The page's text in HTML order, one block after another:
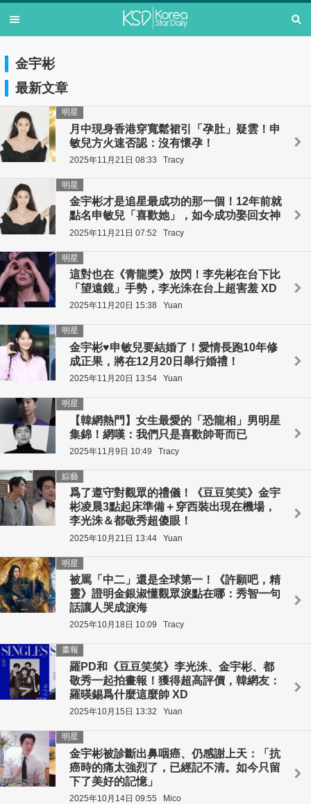
金宇彬
最新文章
月中現身香港穿寬鬆裙引「孕肚」疑雲！申
敏兒方火速否認：沒有懷孕！
明星
2025年11月21日 08:33 Tracy
金宇彬才是追星最成功的那一個！12年前就
點名申敏兒「喜歡她」，如今成功娶回女神
明星
2025年11月21日 07:52 Tracy
這對也在《青龍獎》放閃！李先彬在台下比
「望遠鏡」手勢，李光洙在台上超害羞 XD
明星
2025年11月20日 15:38 Yuan
金宇彬♥申敏兒要結婚了！愛情長跑10年修
成正果，將在12月20日舉行婚禮！
明星
2025年11月20日 13:54 Yuan
【韓網熱門】女生最愛的「恐龍相」男明星
集錦！網嘆：我們只是喜歡帥哥而已
明星
2025年11月9日 10:49 Tracy
爲了遵守對觀眾的禮儀！《豆豆笑笑》金宇
彬凌晨3點起床準備＋穿西裝出現在機場，
李光洙＆都敬秀超傻眼！
綜藝
2025年10月21日 13:44 Yuan
被罵「中二」還是全球第一！《許願吧，精
靈》證明金銀淑懂觀眾淚點在哪：秀智一句
話讓人哭成淚海
明星
2025年10月18日 10:09 Tracy
羅PD和《豆豆笑笑》李光洙、金宇彬、都
敬秀一起拍畫報！獲得超高評價，韓網友：
羅暎錫爲什麼這麼帥 XD
畫報
2025年10月15日 13:32 Yuan
金宇彬被診斷出鼻咽癌、仍感謝上天：「抗
癌時的痛太強烈了，已經記不清。如今只留
下了美好的記憶」
明星
2025年10月14日 09:55 Mico